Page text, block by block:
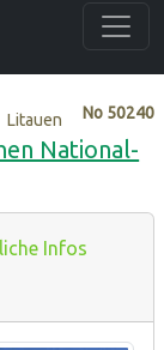
No 50240
Litauen
National-
Infos